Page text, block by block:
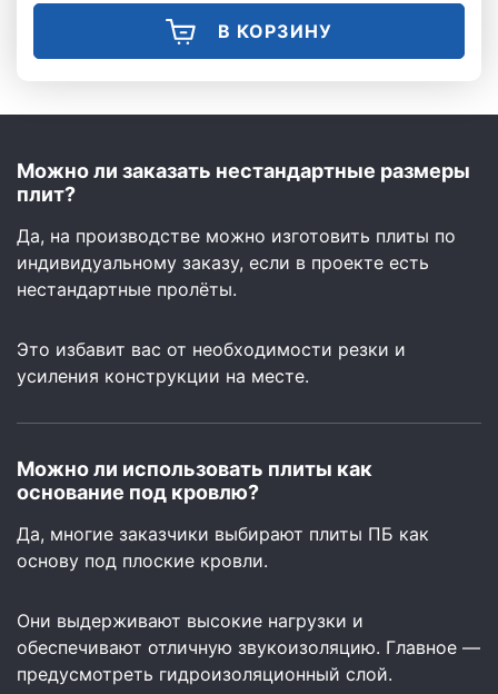
В КОРЗИНУ
Можно ли заказать нестандартные размеры
плит?
Да, на производстве можно изготовить плиты по
индивидуальному заказу, если в проекте есть
нестандартные пролёты.
Это избавит вас от необходимости резки и
усиления конструкции на месте.
Можно ли использовать плиты как
основание под кровлю?
Да, многие заказчики выбирают плиты ПБ как
основу под плоские кровли.
Они выдерживают высокие нагрузки и
обеспечивают отличную звукоизоляцию. Главное —
предусмотреть гидроизоляционный слой.